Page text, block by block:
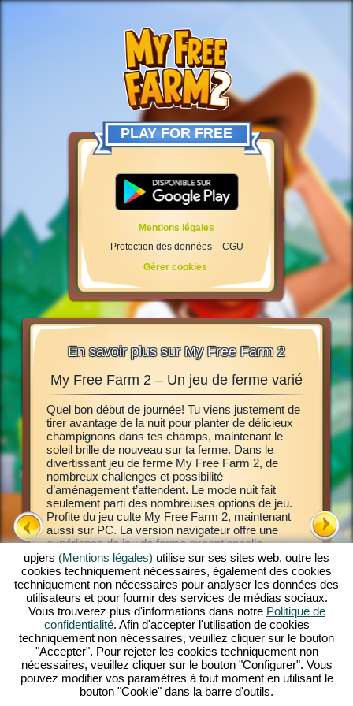
PLAY FOR FREE
Mentions légales
Protection des données
CGU
Gérer cookies
En savoir plus sur My Free Farm 2
rêvé
de
Alors
une
My Free Farm 2 – Un jeu de ferme varié
Quel bon début de journée! Tu viens justement de
tirer avantage de la nuit pour planter de délicieux
champignons dans tes champs, maintenant le
soleil brille de nouveau sur ta ferme. Dans le
divertissant jeu de ferme My Free Farm 2, de
nombreux challenges et possibilité
d’aménagement t’attendent. Le mode nuit fait
seulement parti des nombreuses options de jeu.
Profite du jeu culte My Free Farm 2, maintenant
aussi sur PC. La version navigateur offre une
expérience de jeu de ferme exceptionnelle.
Occupe-toi d’animaux et élève-les, exploite tes
champs, récupère la récolte et transforme de
délicieuses marchandises pour tes clients. Inscris-
toi gratuitement et viens jouer!
Ce jeu
ligne
de
variées.
pilote
visite
jeu.
upjers (Mentions légales) utilise sur ses sites web, outre les
cookies techniquement nécessaires, également des cookies
techniquement non nécessaires pour analyser les données des
utilisateurs et pour fournir des services de médias sociaux.
Vous trouverez plus d'informations dans notre Politique de
confidentialité. Afin d'accepter l'utilisation de cookies
techniquement non nécessaires, veuillez cliquer sur le bouton
"Accepter". Pour rejeter les cookies techniquement non
nécessaires, veuillez cliquer sur le bouton "Configurer". Vous
pouvez modifier vos paramètres à tout moment en utilisant le
bouton "Cookie" dans la barre d'outils.